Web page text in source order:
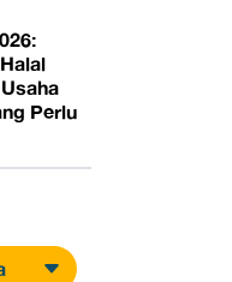
Perlu